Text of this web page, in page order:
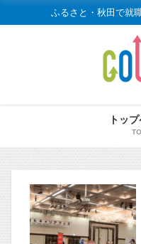
ふるさと・秋田で就
トッ